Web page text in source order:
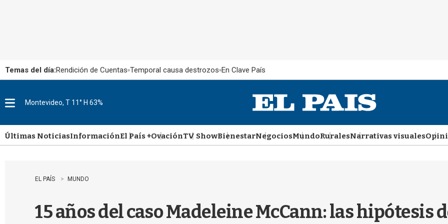
Temas del día:Rendición de Cuentas Temporal causa destrozos En Clave País
u
Montevideo, T 11° H 63%
Últimas NoticiasInformaciónEl País +OvaciónTV ShowBienestarNegociosMundoRuralesNarrativas visuales
EL PAÍS MUNDO
15 años del caso Madeleine McCann: las hipótesis